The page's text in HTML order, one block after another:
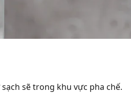
sẽ trong khu vực pha chế.